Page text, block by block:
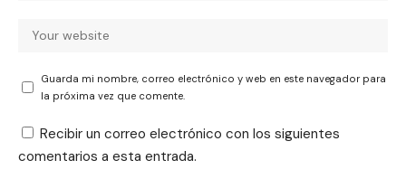
Guarda mi nombre, correo electrónico y web en este navegador para
la próxima vez que comente.
Recibir un correo electrónico con los siguientes
comentarios a esta entrada.